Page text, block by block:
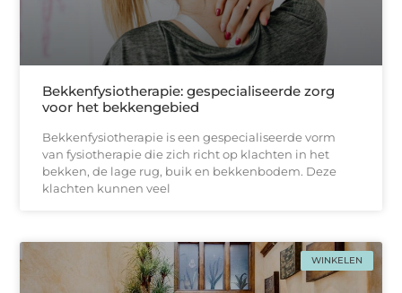
Bekkenfysiotherapie: gespecialiseerde zorg
voor het bekkengebied
Bekkenfysiotherapie is een gespecialiseerde vorm
van fysiotherapie die zich richt op klachten in het
bekken, de lage rug, buik en bekkenbodem. Deze
klachten kunnen veel
WINKELEN